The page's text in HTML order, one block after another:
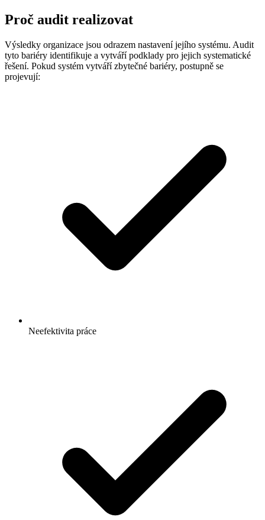
Proč audit realizovat
Výsledky organizace jsou odrazem nastavení jejího systému. Audit
tyto bariéry identifikuje a vytváří podklady pro jejich systematické
řešení. Pokud systém vytváří zbytečné bariéry, postupně se
projevují:
Neefektivita práce